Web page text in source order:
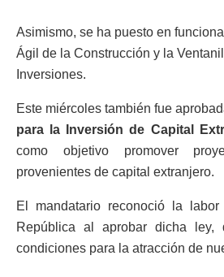
Asimismo, se ha puesto en
Ágil de la Construcción y la
Inversiones.
Este miércoles también fue
para la Inversión de Capital
como objetivo promover
provenientes de capital extranjero.
El mandatario reconoció la
República al aprobar dicha ley,
condiciones para la atracción de